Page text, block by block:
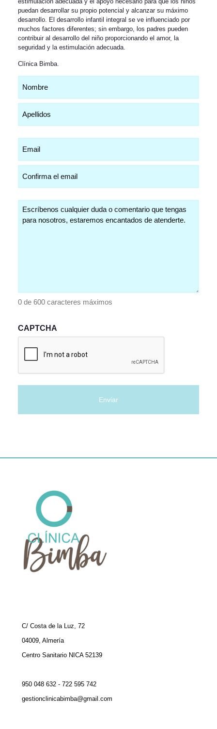
puedan desarrollar su propio potencial y alcanzar su máximo
desarrollo. El desarrollo infantil integral se ve influenciado por
muchos factores diferentes; sin embargo, los padres pueden
contribuir al desarrollo del niño proporcionando el amor, la
seguridad y la estimulación adecuada.
Clínica Bimba.
(Obligatorio)
(Obligatorio)
(Obligatorio)
0 de 600 caracteres máximos
CAPTCHA
C/ Costa de la Luz, 72
04009, Almería
Centro Sanitario NICA 52139
950 048 632 - 722 595 742
gestionclinicabimba@gmail.com